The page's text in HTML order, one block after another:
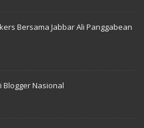
Bersama Jabbar Ali Panggabean
Blogger Nasional